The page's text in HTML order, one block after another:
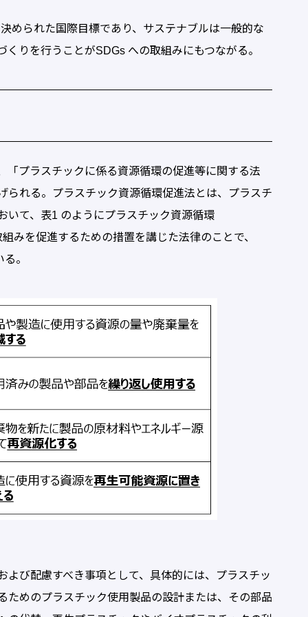
られた国際目標であり、サステナブルは一般的な
りを行うことがSDGs への取組みにもつながる。
プラスチックに係る資源循環の促進等に関する法
れる。プラスチック資源循環促進法とは、プラスチ
いて、表1 のようにプラスチック資源循環
みを促進するための措置を講じた法律のことで、
。
び配慮すべき事項として、具体的には、プラスチッ
めのプラスチック使用製品の設計または、その部品